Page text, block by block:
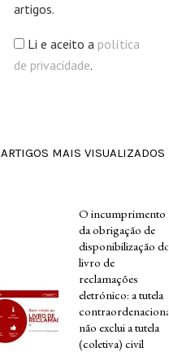
artigos.
Li e aceito a política
de privacidade.
ARTIGOS MAIS VISUALIZADOS
O incumprimento
da obrigação de
disponibilização do
livro de
reclamações
eletrónico: a tutela
contraordenacional
não exclui a tutela
(coletiva) civil